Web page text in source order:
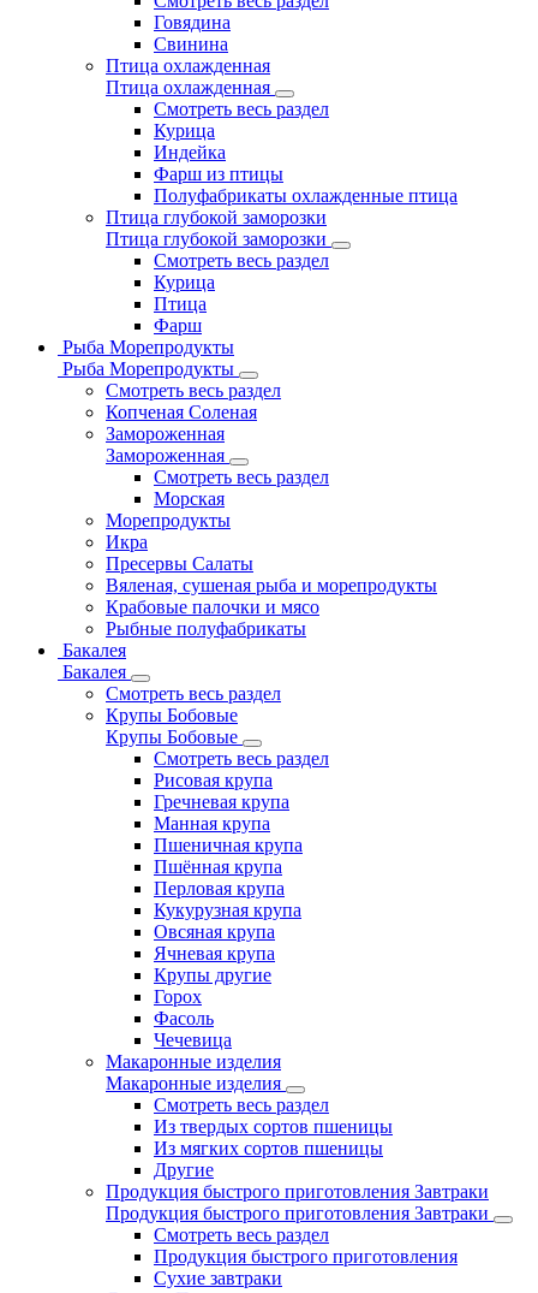
Говядина
Свинина
Птица охлажденная
Птица охлажденная
Смотреть весь раздел
Курица
Индейка
Фарш из птицы
Полуфабрикаты охлажденные птица
Птица глубокой заморозки
Птица глубокой заморозки
Смотреть весь раздел
Курица
Птица
Фарш
Рыба Морепродукты
Рыба Морепродукты
Смотреть весь раздел
Копченая Соленая
Замороженная
Замороженная
Смотреть весь раздел
Морская
Морепродукты
Икра
Пресервы Салаты
Вяленая, сушеная рыба и морепродукты
Крабовые палочки и мясо
Рыбные полуфабрикаты
Бакалея
Бакалея
Смотреть весь раздел
Крупы Бобовые
Крупы Бобовые
Смотреть весь раздел
Рисовая крупа
Гречневая крупа
Манная крупа
Пшеничная крупа
Пшённая крупа
Перловая крупа
Кукурузная крупа
Овсяная крупа
Ячневая крупа
Крупы другие
Горох
Фасоль
Чечевица
Макаронные изделия
Макаронные изделия
Смотреть весь раздел
Из твердых сортов пшеницы
Из мягких сортов пшеницы
Другие
Продукция быстрого приготовления Завтраки
Продукция быстрого приготовления Завтраки
Смотреть весь раздел
Продукция быстрого приготовления
Сухие завтраки